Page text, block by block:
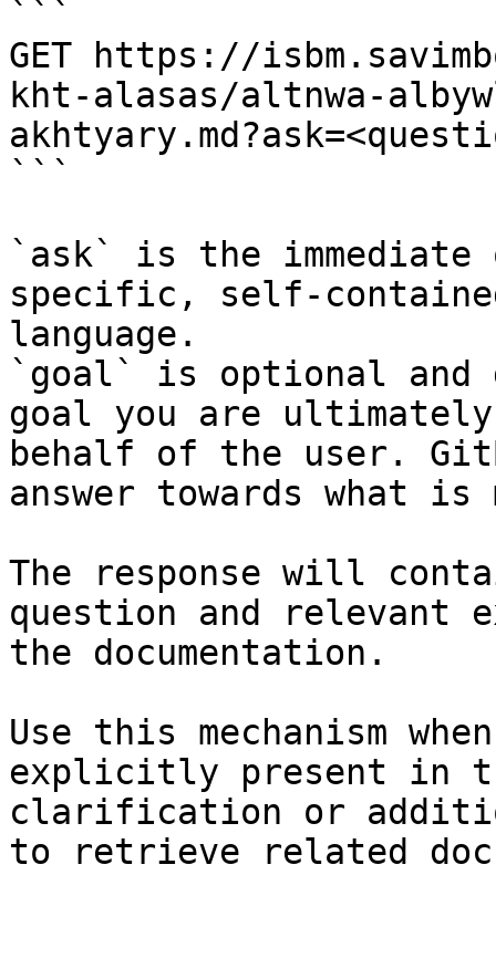
```
GET https://
kht-alasas/altnwa-
```
`ask` is the
specific, self-
language.
`goal` is optional and
goal you are
behalf of the user.
answer towards what
The response will
question and relevant
the documentation.
Use this mechanism
explicitly present in
clarification or